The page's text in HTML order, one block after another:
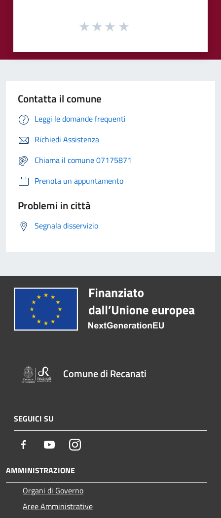
Contatta il comune
Leggi le domande frequenti
Richiedi Assistenza
Chiama il comune 07175871
Prenota un appuntamento
Problemi in città
Segnala disservizio
Comune di Recanati
SEGUICI SU
Facebook YoutubeInstagram
AMMINISTRAZIONE
Organi di Governo
Aree Amministrative